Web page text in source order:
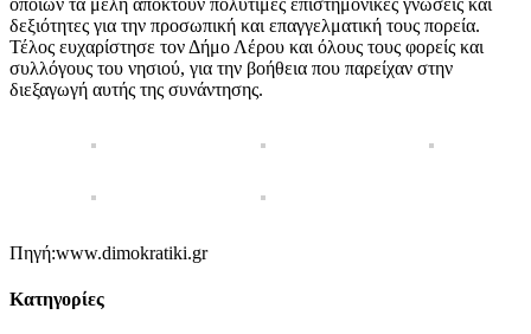
δεξιότητες για την προσωπική και επαγγελματική τους πορεία.
Τέλος ευχαρίστησε τον Δήμο Λέρου και όλους τους φορείς και
συλλόγους του νησιού, για την βοήθεια που παρείχαν στην
διεξαγωγή αυτής της συνάντησης.
Πηγή:www.dimokratiki.gr
Kατηγορίες